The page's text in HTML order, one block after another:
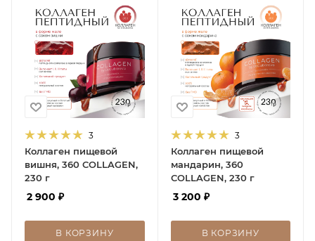
3
Коллаген пищевой
вишня, 360 COLLAGEN,
230 г
2 900 ₽
В КОРЗИНУ
3
Коллаген пищевой
мандарин, 360
COLLAGEN, 230 г
3 200 ₽
В КОРЗИНУ